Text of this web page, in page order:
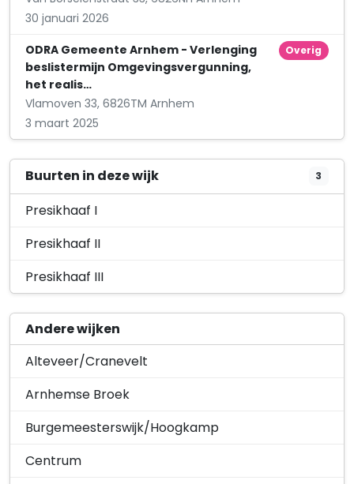
30 januari 2026
ODRA Gemeente Arnhem - Verlenging
beslistermijn Omgevingsvergunning,
het realis…
Vlamoven 33, 6826TM Arnhem
Overig
3 maart 2025
Buurten in deze wijk 3
Presikhaaf I
Presikhaaf II
Presikhaaf III
Andere wijken
Alteveer/Cranevelt
Arnhemse Broek
Burgemeesterswijk/Hoogkamp
Centrum